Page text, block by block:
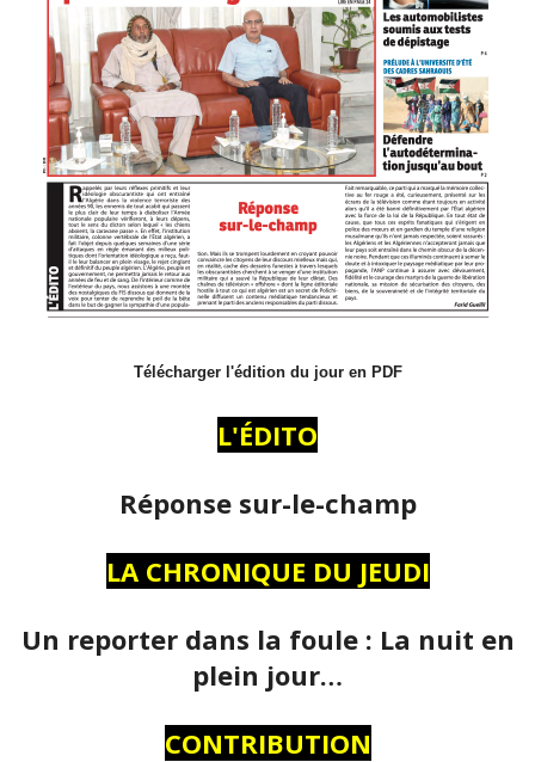
Télécharger l'édition du jour en PDF
L'ÉDITO
Réponse sur-le-champ
LA CHRONIQUE DU JEUDI
Un reporter dans la foule : La nuit en
plein jour…
CONTRIBUTION